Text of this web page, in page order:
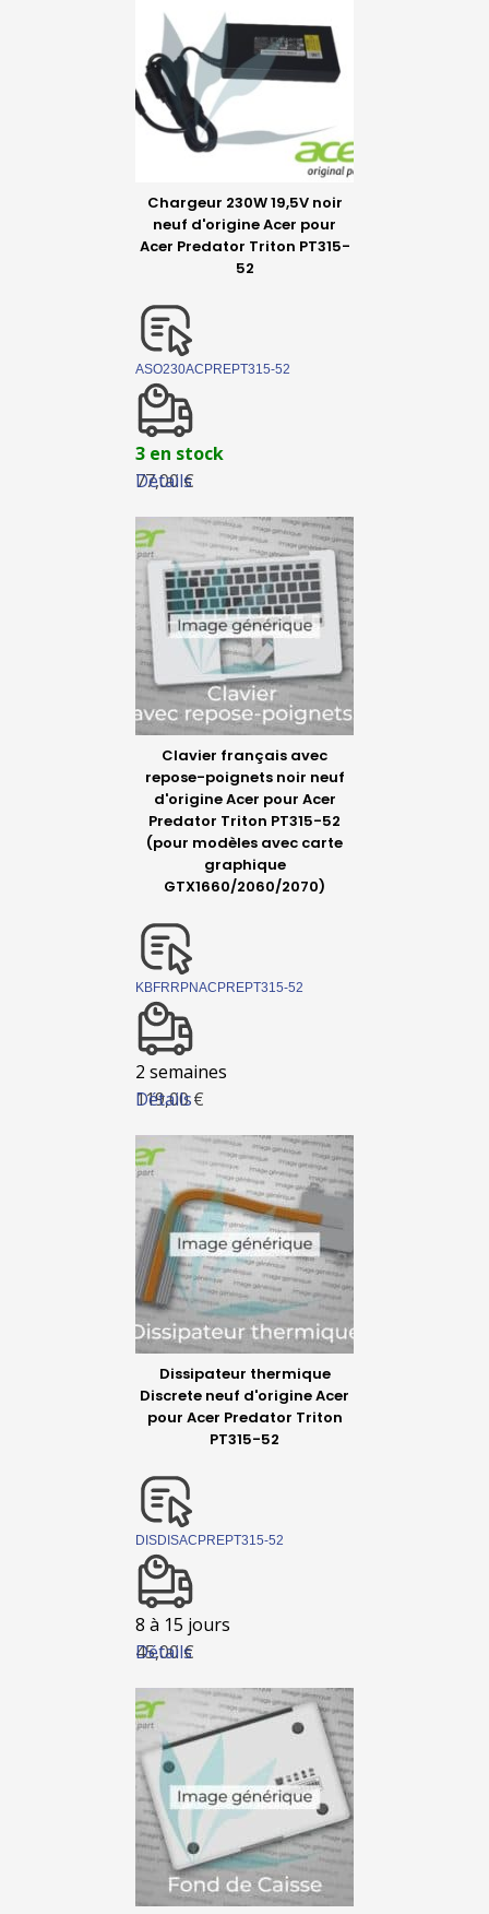
Détails
Chargeur 230W 19,5V noir
neuf d'origine Acer pour
Acer Predator Triton PT315-
52
ASO230ACPREPT315-52
3 en stock
77,00 €
Détails
Clavier français avec
repose-poignets noir neuf
d'origine Acer pour Acer
Predator Triton PT315-52
(pour modèles avec carte
graphique
GTX1660/2060/2070)
KBFRRPNACPREPT315-52
2 semaines
119,00 €
Détails
Dissipateur thermique
Discrete neuf d'origine Acer
pour Acer Predator Triton
PT315-52
DISDISACPREPT315-52
8 à 15 jours
45,00 €